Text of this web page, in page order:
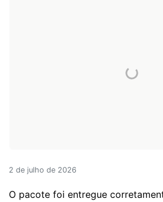
2 de julho de 2026
O pacote foi entregue